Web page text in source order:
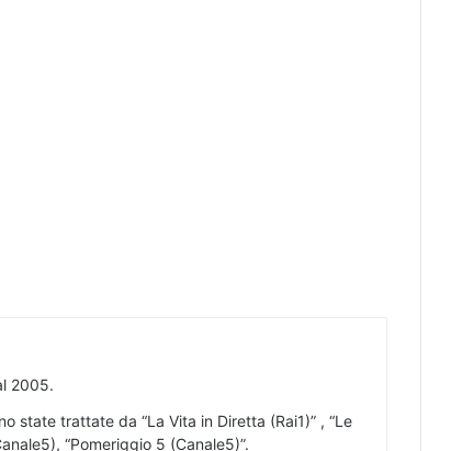
2005.
state trattate da “La Vita in Diretta (Rai1)” , “Le
“Pomeriggio 5 (Canale5)”.